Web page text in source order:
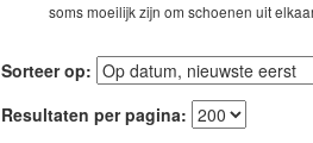
soms moeilijk zijn om schoenen uit
Sorteer op:
Resultaten per pagina: